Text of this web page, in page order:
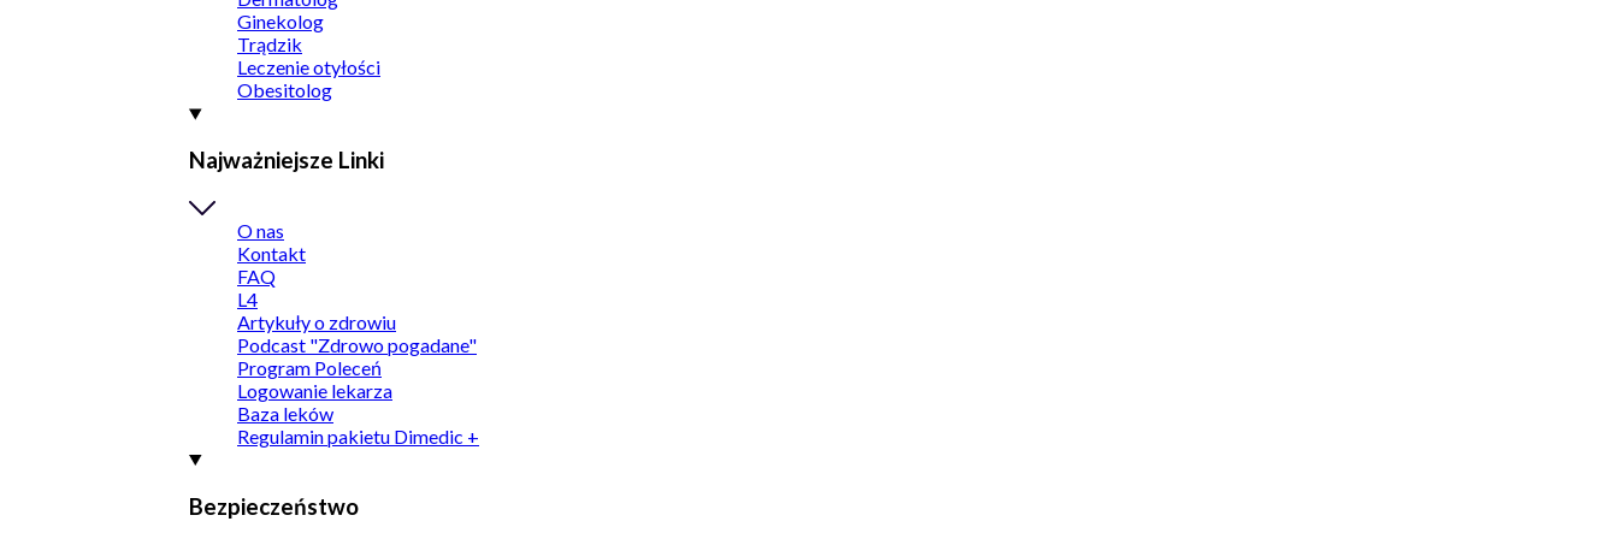
Ginekolog
Trądzik
Leczenie otyłości
Obesitolog
Najważniejsze Linki
O nas
Kontakt
FAQ
L4
Artykuły o zdrowiu
Podcast "Zdrowo pogadane"
Program Poleceń
Logowanie lekarza
Baza leków
Regulamin pakietu Dimedic +
Bezpieczeństwo